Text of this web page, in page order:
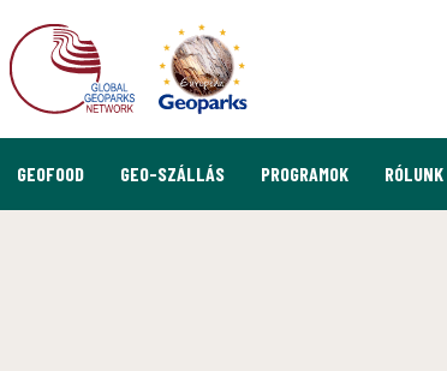
GEOFOOD GEO-SZÁLLÁS PROGRAMOK RÓLUNK